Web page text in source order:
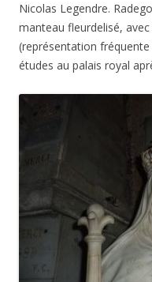
Nicolas Legendre.
manteau fleurdelisé,
(représentation
études au palais royal